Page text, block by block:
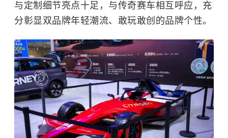
与定制细节亮点十足，与传奇赛车相互呼应，充
分彰显双品牌年轻潮流、敢玩敢创的品牌个性。